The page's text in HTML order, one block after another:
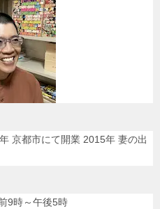
京都市にて開業 2015年 妻の出
9時～午後5時